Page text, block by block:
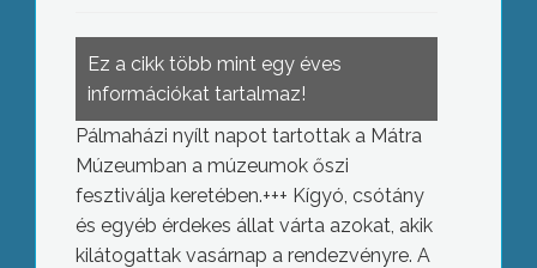
Ez a cikk több mint egy éves
információkat tartalmaz!
Pálmaházi nyílt napot tartottak a Mátra
Múzeumban a múzeumok őszi
fesztiválja keretében.+++ Kígyó, csótány
és egyéb érdekes állat várta azokat, akik
kilátogattak vasárnap a rendezvényre. A